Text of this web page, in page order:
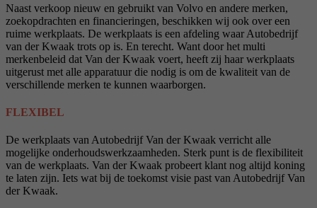
Naast verkoop nieuw en gebruikt van Volvo en andere merken,
zoekopdrachten en financieringen, beschikken wij ook over een
ruime werkplaats. De werkplaats is een afdeling waar Autobedrijf
van der Kwaak trots op is. En terecht. Want door het multi
merkenbeleid dat Van der Kwaak voert, heeft zij haar werkplaats
uitgerust met alle apparatuur die nodig is om de kwaliteit van de
verschillende merken te kunnen waarborgen.
FLEXIBEL
De werkplaats van Autobedrijf Van der Kwaak verricht alle
mogelijke onderhoudswerkzaamheden. Sterk punt is de flexibiliteit
van de werkplaats. Van der Kwaak probeert klant nog altijd koning
te laten zijn. Iets wat bij de toekomst visie past van Autobedrijf Van
der Kwaak.